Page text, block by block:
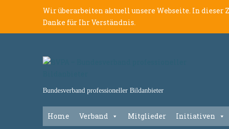
Wir überarbeiten aktuell unsere Webseite. In
Danke für Ihr Verständnis.
Bundesverband professioneller Bildanbieter
Home Verband Mitglieder Initiativen